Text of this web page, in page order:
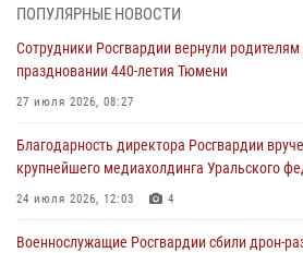
07 августа 2026, 10:57 5
Память военнослужащих, погибших в
воинского долга, почтили в кинологическом
округа Росгвардии
Росгвардейцы в Тюменской области
службой и напоминают о мерах безопасности
ПОПУЛЯРНЫЕ НОВОСТИ
Сотрудники Росгвардии вернули
праздновании 440-летия Тюмени
27 июля 2026, 08:27
Благодарность директора Росгвардии
крупнейшего медиахолдинга Уральского
24 июля 2026, 12:03 4
Военнослужащие Росгвардии сбили дрон-